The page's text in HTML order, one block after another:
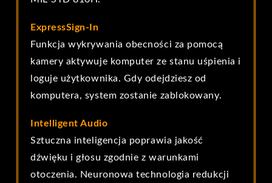
ExpressSign-In
Funkcja wykrywania obecności za pomocą
kamery aktywuje komputer ze stanu uśpienia i
loguje użytkownika. Gdy odejdziesz od
komputera, system zostanie zablokowany.
Intelligent Audio
Sztuczna inteligencja poprawia jakość
dźwięku i głosu zgodnie z warunkami
otoczenia. Neuronowa technologia redukcji